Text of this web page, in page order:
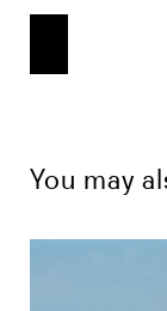
You may